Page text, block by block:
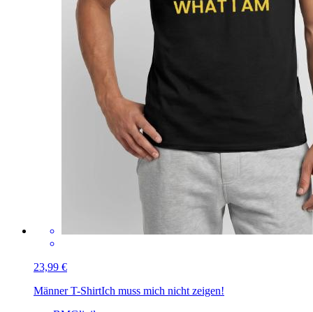
23,99 €
Männer T-ShirtIch muss mich nicht zeigen!